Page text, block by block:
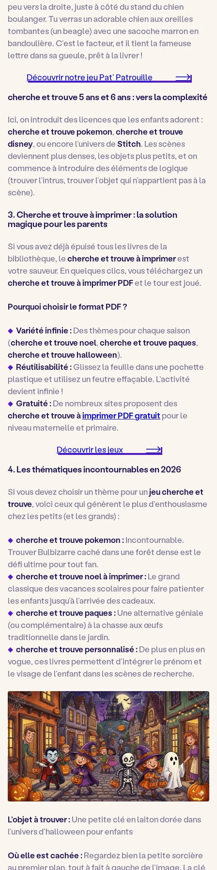
peu vers la droite, juste à côté du stand du chien
boulanger. Tu verras un adorable chien aux oreilles
tombantes (un beagle) avec une sacoche marron en
bandoulière. C’est le facteur, et il tient la fameuse
lettre dans sa gueule, prêt à la livrer !
Découvrir notre jeu Pat’ Patrouille
cherche et trouve 5 ans et 6 ans : vers la complexité
Ici, on introduit des licences que les enfants adorent :
cherche et trouve pokemon,cherche et trouve
disney, ou encore l’univers deStitch. Les scènes
deviennent plus denses, les objets plus petits, et on
commence à introduire des éléments de logique
(trouver l’intrus, trouver l’objet qui n’appartient pas à la
scène).
3. Cherche et trouve à imprimer : la solution
magique pour les parents
Si vous avez déjà épuisé tous les livres de la
bibliothèque, lecherche et trouve à imprimerest
votre sauveur. En quelques clics, vous téléchargez un
cherche et trouve à imprimer PDFet le tour est joué.
Pourquoi choisir le format PDF ?
Variété infinie :Des thèmes pour chaque saison
(cherche et trouve noel,cherche et trouve paques,
cherche et trouve halloween).
Réutilisabilité :Glissez la feuille dans une pochette
plastique et utilisez un feutre effaçable. L’activité
devient infinie !
Gratuité :De nombreux sites proposent des
cherche et trouve àimprimer PDF gratuitpour le
niveau maternelle et primaire.
Découvrir les jeux
4. Les thématiques incontournables en 2026
Si vous devez choisir un thème pour unjeu cherche et
trouve, voici ceux qui génèrent le plus d’enthousiasme
chez les petits (et les grands) :
cherche et trouve pokemon :Incontournable.
Trouver Bulbizarre caché dans une forêt dense est le
défi ultime pour tout fan.
cherche et trouve noel à imprimer :Le grand
classique des vacances scolaires pour faire patienter
les enfants jusqu’à l’arrivée des cadeaux.
cherche et trouve paques :Une alternative géniale
(ou complémentaire) à la chasse aux œufs
traditionnelle dans le jardin.
cherche et trouve personnalisé :De plus en plus en
vogue, ces livres permettent d’intégrer le prénom et
le visage de l’enfant dans les scènes de recherche.
L’objet à trouver :Une petite clé en laiton dorée dans
l’univers d’halloween pour enfants
Où elle est cachée :Regardez bien la petite sorcière
au premier plan, tout à fait à gauche de l’image. La clé